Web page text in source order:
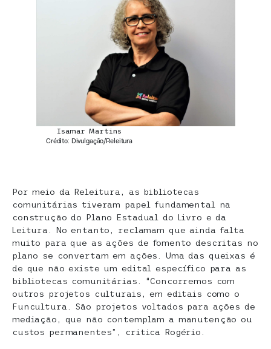
Isamar Martins
Crédito: Divulgação/Releitura
Por meio da Releitura, as bibliotecas
comunitárias tiveram papel fundamental na
construção do Plano Estadual do Livro e da
Leitura. No entanto, reclamam que ainda falta
muito para que as ações de fomento descritas no
plano se convertam em ações. Uma das queixas é
de que não existe um edital específico para as
bibliotecas comunitárias. “Concorremos com
outros projetos culturais, em editais como o
Funcultura. São projetos voltados para ações de
mediação, que não contemplam a manutenção ou
custos permanentes”, critica Rogério.